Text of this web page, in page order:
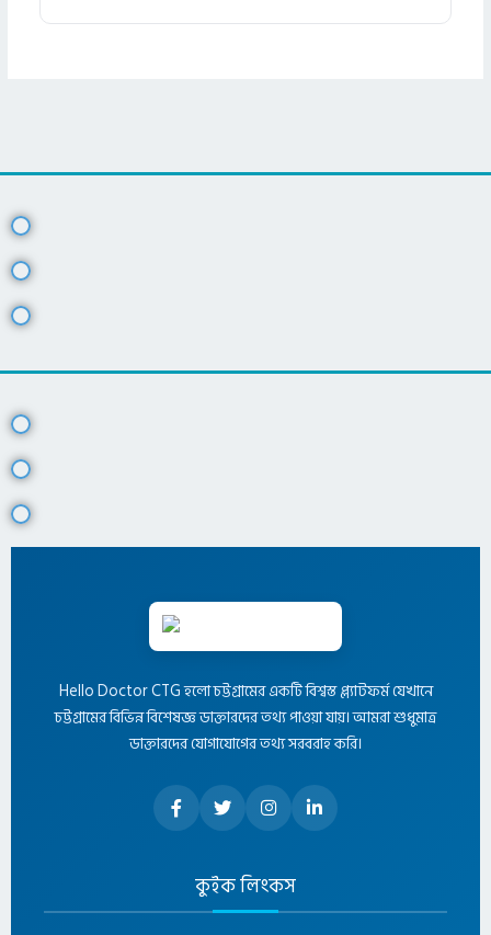
Hello Doctor CTG হলো চট্টগ্রামের একটি বিশ্বস্ত প্ল্যাটফর্ম যেখানে
চট্টগ্রামের বিভিন্ন বিশেষজ্ঞ ডাক্তারদের তথ্য পাওয়া যায়। আমরা শুধুমাত্র
ডাক্তারদের যোগাযোগের তথ্য সরবরাহ করি।
কুইক লিংকস